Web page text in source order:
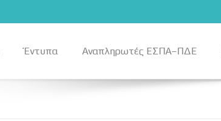
Έντυπα Αναπληρωτές ΕΣΠΑ–ΠΔΕ